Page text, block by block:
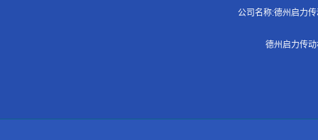
公司名称:德州启力
德州启力传